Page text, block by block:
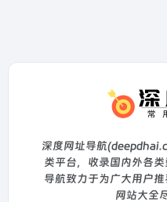
深度网址导航
类平台，收录国内外各
导航致力于为广大用户
网站大全